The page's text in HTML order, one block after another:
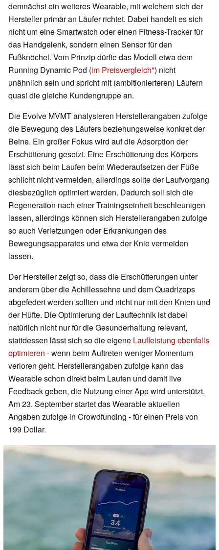
demnächst ein weiteres Wearable, mit welchem sich der
Hersteller primär an Läufer richtet. Dabei handelt es sich
nicht um eine Smartwatch oder einen Fitness-Tracker für
das Handgelenk, sondern einen Sensor für den
Fußknöchel. Vom Prinzip dürfte das Modell etwa dem
Running Dynamic Pod (im Preisvergleich ) nicht
unähnlich sein und spricht mit (ambitionierteren) Läufern
quasi die gleiche Kundengruppe an.
Die Evolve MVMT analysieren Herstellerangaben zufolge
die Bewegung des Läufers beziehungsweise konkret der
Beine. Ein großer Fokus wird auf die Adsorption der
Erschütterung gesetzt. Eine Erschütterung des Körpers
lässt sich beim Laufen beim Wiederaufsetzen der Füße
schlicht nicht vermeiden, allerdings sollte der Laufvorgang
diesbezüglich optimiert werden. Dadurch soll sich die
Regeneration nach einer Trainingseinheit beschleunigen
lassen, allerdings können sich Herstellerangaben zufolge
so auch Verletzungen oder Erkrankungen des
Bewegungsapparates und etwa der Knie vermeiden
lassen.
Der Hersteller zeigt so, dass die Erschütterungen unter
anderem über die Achillessehne und dem Quadrizeps
abgefedert werden sollten und nicht nur mit den Knien und
der Hüfte. Die Optimierung der Lauftechnik ist dabei
natürlich nicht nur für die Gesunderhaltung relevant,
stattdessen lässt sich so die eigene Laufleistung ebenfalls
optimieren - wenn beim Auftreten weniger Momentum
verloren geht. Herstellerangaben zufolge kann das
Wearable schon direkt beim Laufen und damit live
Feedback geben, die Nutzung einer App wird unterstützt.
Am 23. September startet das Wearable aktuellen
Angaben zufolge in Crowdfunding - für einen Preis von
199 Dollar.